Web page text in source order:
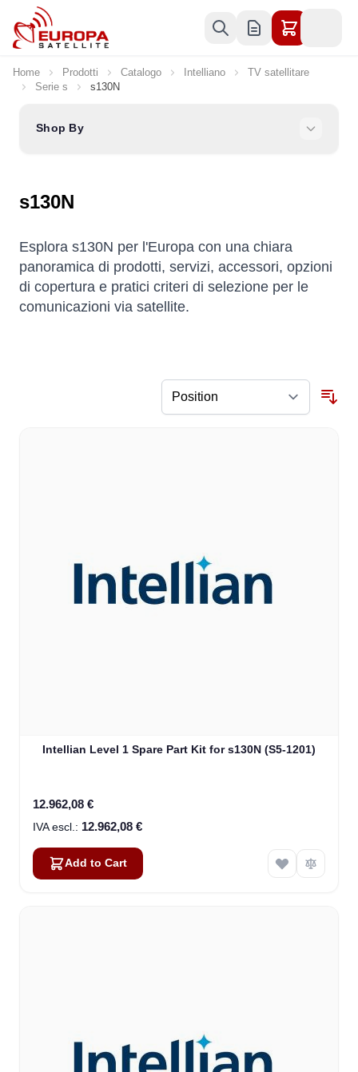
Skip to Content
Home Prodotti Catalogo Intelliano
TV satellitare
Serie s
s130N
Shop By
s130N
Esplora s130N per l'Europa con una chiara
panoramica di prodotti, servizi, accessori, opzioni
di copertura e pratici criteri di selezione per le
comunicazioni via satellite.
Intellian Level 1 Spare Part Kit for s130N (S5-1201)
12.962,08 €
12.962,08 €
Add to Cart